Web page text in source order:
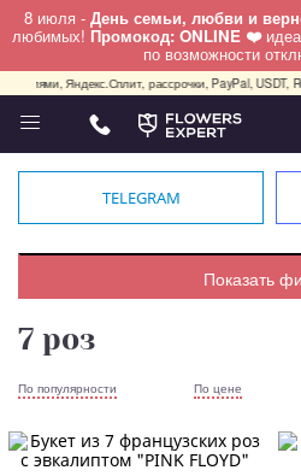
8 июля - День семьи, любви и
любимых! Промокод: ONLINE ❤️
по возможности
Яндекс.Сплит, рассрочки, PayPal, USDT,
Телефон
+7 (495) 982-55-05
Москва, Бауманская 20
работаем круглосуточно
TELEGRAM
Показать
7 роз
По популярности По цене